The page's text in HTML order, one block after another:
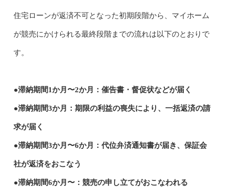
住宅ローンが返済不可となった初期段階から、マイホーム
が競売にかけられる最終段階までの流れは以下のとおりで
す。
●滞納期間1か月〜2か月：催告書・督促状などが届く
●滞納期間3か月：期限の利益の喪失により、一括返済の請
求が届く
●滞納期間3か月〜6か月：代位弁済通知書が届き、保証会
社が返済をおこなう
●滞納期間6か月〜：競売の申し立てがおこなわれる